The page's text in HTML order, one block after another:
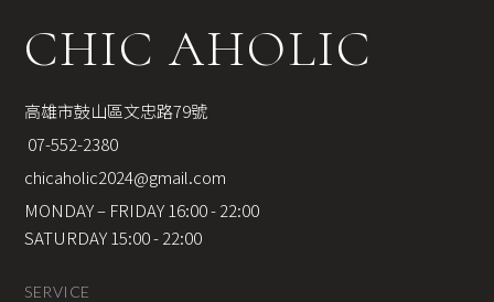
CHIC AHOLIC
高雄市鼓山區文忠路79號
07-552-2380
chicaholic2024@gmail.com
MONDAY – FRIDAY 16:00 - 22:00
SATURDAY 15:00 - 22:00
SERVICE